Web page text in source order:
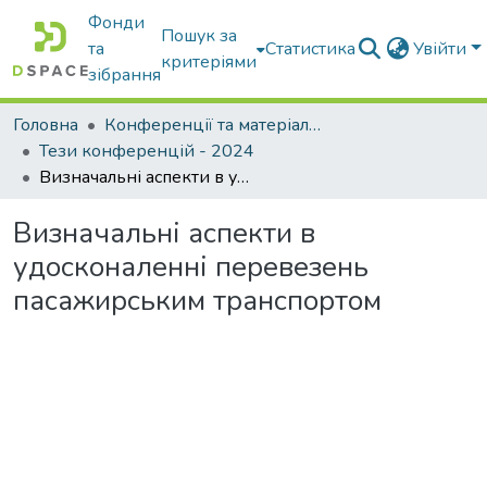
Фонди
та
зібрання
Пошук за
критеріями
Статистика Увійти
Головна
Конференції та матеріали конференцій
Тези конференцій - 2024
Визначальні аспекти в удосконаленні перевезень пасажирським транспортом
Визначальні аспекти в
удосконаленні перевезень
пасажирським транспортом